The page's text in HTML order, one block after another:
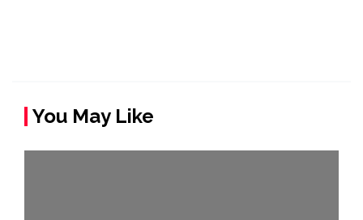
You May Like